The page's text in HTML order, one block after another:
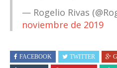
— Rogelio Rivas
noviembre de 2019
FACEBOOK TWITTER